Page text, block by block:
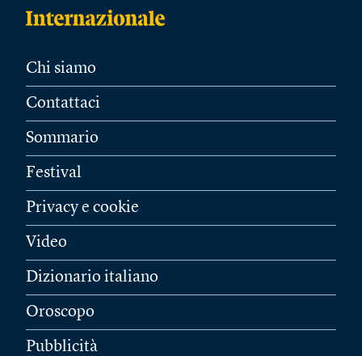
Chi siamo
Contattaci
Sommario
Festival
Privacy e cookie
Video
Dizionario italiano
Oroscopo
Pubblicità